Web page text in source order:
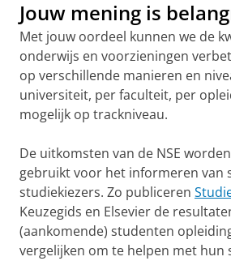
Jouw mening is
Met jouw oordeel kunnen we de
onderwijs en voorzieningen
op verschillende manieren en
universiteit, per faculteit, per
mogelijk op trackniveau.
De uitkomsten van de NSE
gebruikt voor het informeren van
studiekiezers. Zo publiceren
Keuzegids en Elsevier de
(aankomende) studenten
vergelijken om te helpen met hun